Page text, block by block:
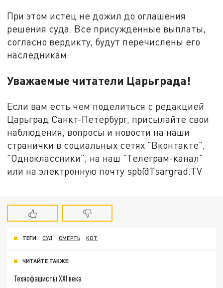
При этом истец не дожил до оглашения
решения суда. Все присужденные выплаты,
согласно вердикту, будут перечислены его
наследникам.
Уважаемые читатели Царьграда!
Если вам есть чем поделиться с редакцией
Царьград Санкт-Петербург, присылайте свои
наблюдения, вопросы и новости на наши
странички в социальных сетях "Вконтакте",
"Одноклассники", на наш "Телеграм-канал"
или на электронную почту spb@Tsargrad.TV
ТЕГИ: СУД СМЕРТЬ КОТ
ЧИТАЙТЕ ТАКЖЕ:
Технофашисты XXI века